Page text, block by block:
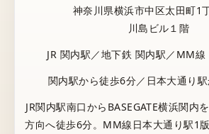
神奈川県横浜市中区太田町1
川島ビル１階
JR 関内駅／地下鉄 関内駅／MM線
関内駅から徒歩6分／日本大通り
JR関内駅南口からBASEGATE横浜関内
方向へ徒歩6分。MM線日本大通り駅1